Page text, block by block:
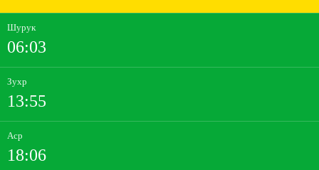
Шурук
06:03
Зухр
13:55
Аср
18:06